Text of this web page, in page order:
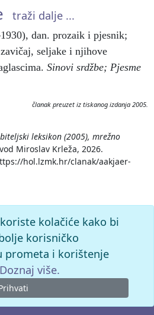
traži dalje ...
dan. prozaik i pjesnik;
seljake i njihove
Sinovi srdžbe; Pjesme
članak preuzet iz tiskanog izdanja 2005.
leksikon (2005), mrežno
Miroslav Krleža, 2026.
hol.lzmk.hr/clanak/aakjaer-
kolačiće kako bi
korisničko
prometa i korištenje
Doznaj više.
Miroslav Krleža